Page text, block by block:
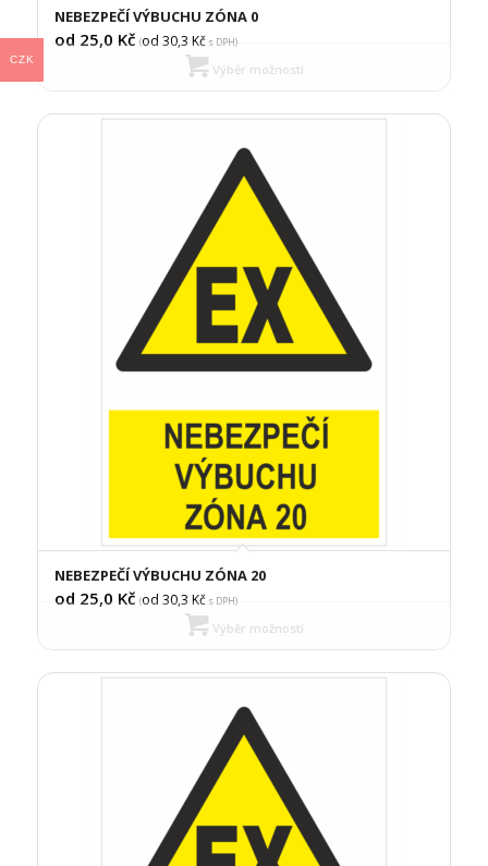
NEBEZPEČÍ VÝBUCHU ZÓNA 0
od 25,0 Kč (od 30,3 Kčs DPH)
Výběr možností
NEBEZPEČÍ VÝBUCHU ZÓNA 20
od 25,0 Kč (od 30,3 Kčs DPH)
Výběr možností
CZK